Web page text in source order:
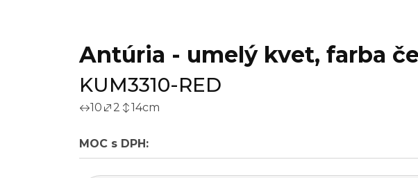
Antúria - umelý kvet, farba
KUM3310-RED
10 2 14cm
MOC s DPH: